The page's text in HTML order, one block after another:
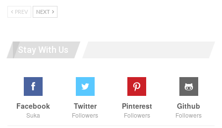
PREV NEXT
Stay With Us
Facebook
Suka
Twitter
Followers
Pinterest
Followers
Github
Followers